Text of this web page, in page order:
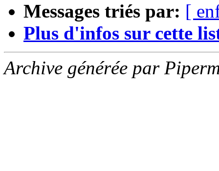
Messages triés par: [
Plus d'infos sur cette
Archive générée par